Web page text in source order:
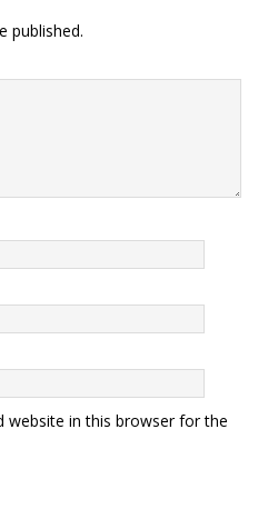
published.
website in this browser for the